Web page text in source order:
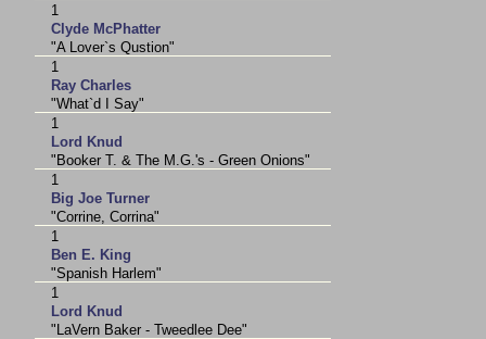
1
Clyde McPhatter
"A Lover`s Qustion"
1
Ray Charles
"What`d I Say"
1
Lord Knud
"Booker T. & The M.G.'s - Green Onions"
1
Big Joe Turner
"Corrine, Corrina"
1
Ben E. King
"Spanish Harlem"
1
Lord Knud
"LaVern Baker - Tweedlee Dee"